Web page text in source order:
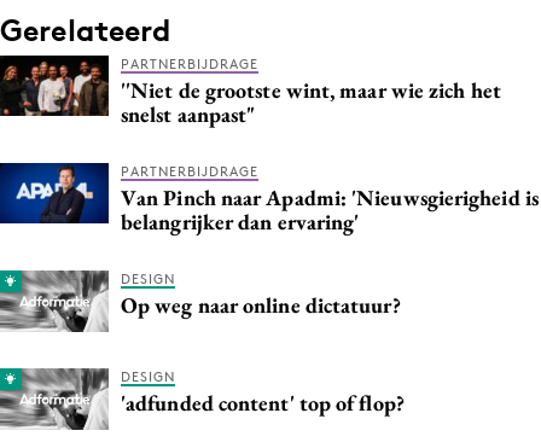
Reputatie & crisis
Gerelateerd
PARTNERBIJDRAGE
''Niet de grootste wint, maar wie zich het
snelst aanpast"
PARTNERBIJDRAGE
Van Pinch naar Apadmi: 'Nieuwsgierigheid is
belangrijker dan ervaring'
DESIGN
Op weg naar online dictatuur?
DESIGN
'adfunded content' top of flop?